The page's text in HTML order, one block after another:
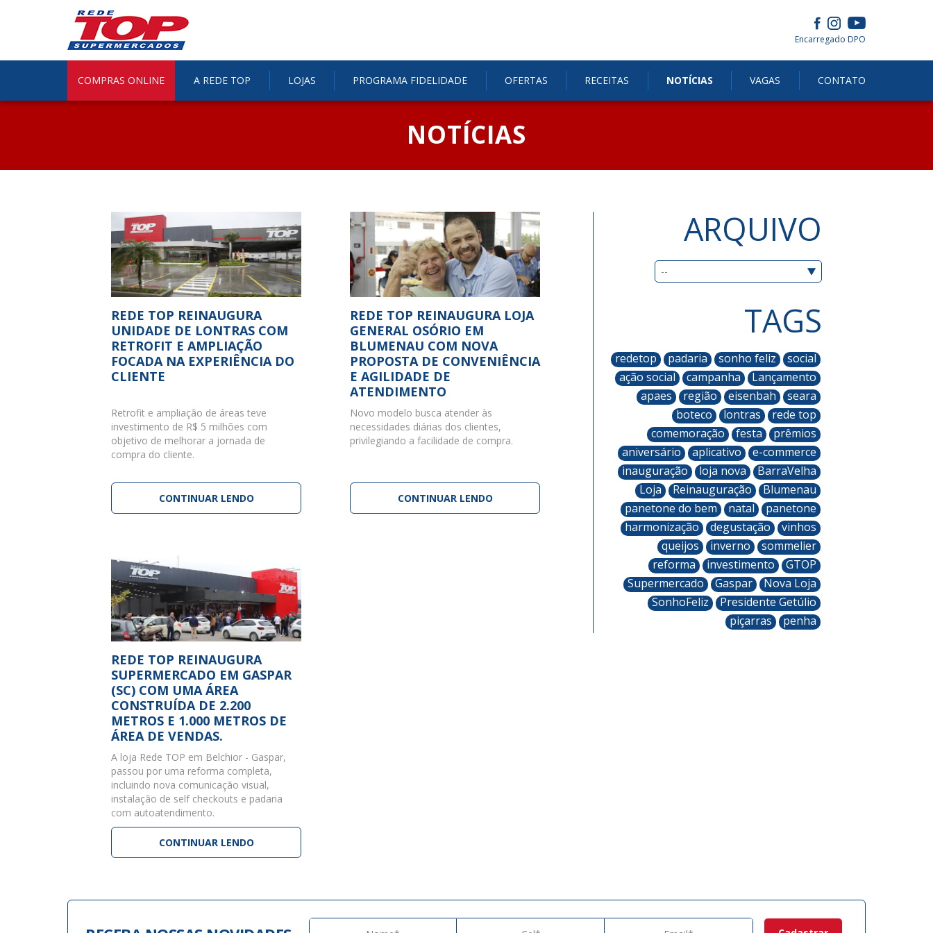
Encarregado DPO
COMPRAS ONLINE A REDE TOP LOJAS PROGRAMA FIDELIDADE OFERTAS RECEITAS NOTÍCIAS VAGAS CONTATO
NOTÍCIAS
REDE TOP REINAUGURA
UNIDADE DE LONTRAS COM
RETROFIT E AMPLIAÇÃO
FOCADA NA EXPERIÊNCIA DO
CLIENTE
Retrofit e ampliação de áreas teve
investimento de R$ 5 milhões com
objetivo de melhorar a jornada de
compra do cliente.
CONTINUAR LENDO
REDE TOP REINAUGURA LOJA
GENERAL OSÓRIO EM
BLUMENAU COM NOVA
PROPOSTA DE CONVENIÊNCIA
E AGILIDADE DE
ATENDIMENTO
Novo modelo busca atender às
necessidades diárias dos clientes,
privilegiando a facilidade de compra.
CONTINUAR LENDO
REDE TOP REINAUGURA
SUPERMERCADO EM GASPAR
(SC) COM UMA ÁREA
CONSTRUÍDA DE 2.200
METROS E 1.000 METROS DE
ÁREA DE VENDAS.
A loja Rede TOP em Belchior - Gaspar,
passou por uma reforma completa,
incluindo nova comunicação visual,
instalação de self checkouts e padaria
com autoatendimento.
CONTINUAR LENDO
ARQUIVO
TAGS
redetop padaria sonho feliz
social
ação social
campanha
Lançamento
apaes
região eisenbah
seara
boteco
lontras
rede top
comemoração
festa
prêmios
aniversário
aplicativo
e-commerce
inauguração
loja nova
BarraVelha
Loja
Reinauguração
Blumenau
panetone do bem
natal
panetone
harmonização
degustação
vinhos
queijos
inverno
sommelier
reforma
investimento
GTOP
Supermercado
Gaspar
Nova Loja
SonhoFeliz
Presidente Getúlio
piçarras
penha